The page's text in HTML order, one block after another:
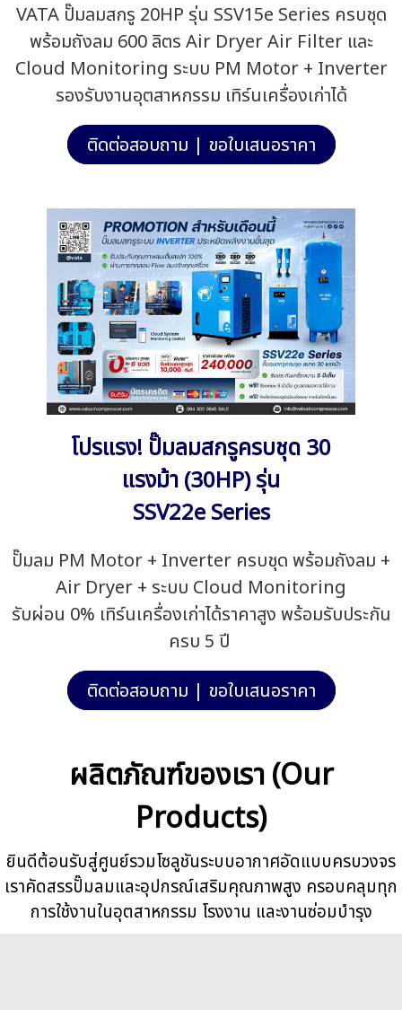
VATA ปั๊มลมสกรู 20HP รุ่น SSV15e Series ครบชุด
พร้อมถังลม 600 ลิตร Air Dryer Air Filter และ
Cloud Monitoring ระบบ PM Motor + Inverter
รองรับงานอุตสาหกรรม เทิร์นเครื่องเก่าได้
ติดต่อสอบถาม | ขอใบเสนอราคา
โปรแรง! ปั๊มลมสกรูครบชุด 30
แรงม้า (30HP) รุ่น
SSV22e Series
ปั๊มลม PM Motor + Inverter ครบชุด พร้อมถังลม +
Air Dryer + ระบบ Cloud Monitoring
รับผ่อน 0% เทิร์นเครื่องเก่าได้ราคาสูง พร้อมรับประกัน
ครบ 5 ปี
ติดต่อสอบถาม | ขอใบเสนอราคา
ผลิตภัณฑ์ของเรา (Our
Products)
ยินดีต้อนรับสู่ศูนย์รวมโซลูชันระบบอากาศอัดแบบครบวงจร
เราคัดสรรปั๊มลมและอุปกรณ์เสริมคุณภาพสูง ครอบคลุมทุก
การใช้งานในอุตสาหกรรม โรงงาน และงานซ่อมบำรุง